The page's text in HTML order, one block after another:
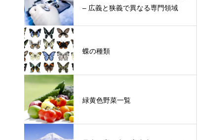
– 広義と狭義で異なる専門領域
蝶の種類
緑黄色野菜一覧